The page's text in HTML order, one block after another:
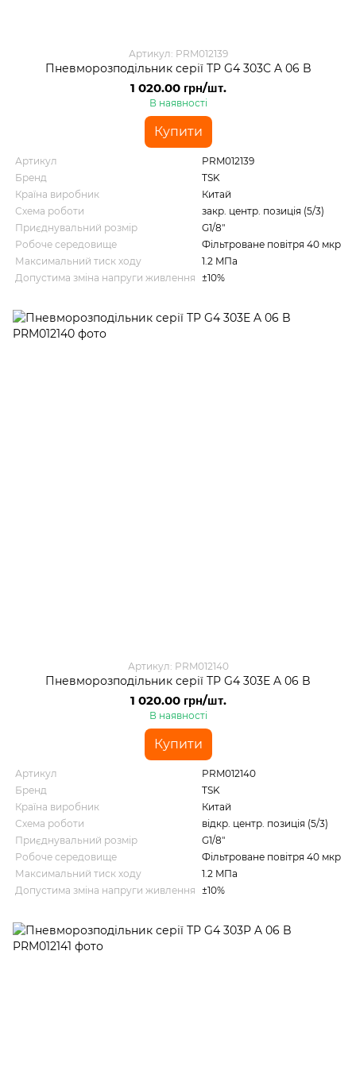
Артикул: PRM012139
Пневморозподільник серії TP G4 303C A 06 B
1 020.00 грн/шт.
В наявності
Купити
Артикул
PRM012139
Бренд
TSK
Країна виробник
Китай
Схема роботи
закр. центр. позиція (5/3)
Приєднувальний розмір
G1/8"
Робоче середовище
Фільтроване повітря 40 мкр
Максимальний тиск ходу
1.2 MПа
Допустима зміна напруги живлення ±10%
Артикул: PRM012140
Пневморозподільник серії TP G4 303E A 06 B
1 020.00 грн/шт.
В наявності
Купити
Артикул
PRM012140
Бренд
TSK
Країна виробник
Китай
Схема роботи
відкр. центр. позиція (5/3)
Приєднувальний розмір
G1/8"
Робоче середовище
Фільтроване повітря 40 мкр
Максимальний тиск ходу
1.2 MПа
Допустима зміна напруги живлення ±10%